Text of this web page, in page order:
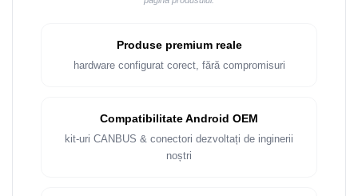
Rame adaptoare Audi
Rame adaptoare Seat
Produse premium reale
hardware configurat corect, fără compromisuri
Compatibilitate Android OEM
kit-uri CANBUS & conectori dezvoltați de inginerii
noștri